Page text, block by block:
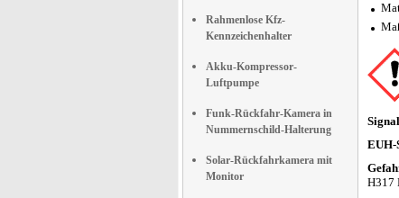
Rahmenlose Kfz-
Kennzeichenhalter
Akku-Kompressor-
Luftpumpe
Funk-Rückfahr-Kamera in
Nummernschild-Halterung
Solar-Rückfahrkamera mit
Monitor
EUH-
H317